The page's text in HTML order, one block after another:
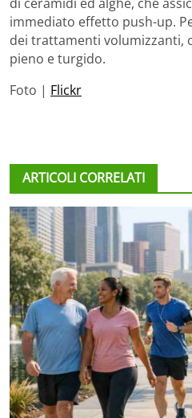
immediato effetto push-up.
dei trattamenti volumizzanti,
pieno e turgido.
Foto | Flickr
ARTICOLI CORRELATI